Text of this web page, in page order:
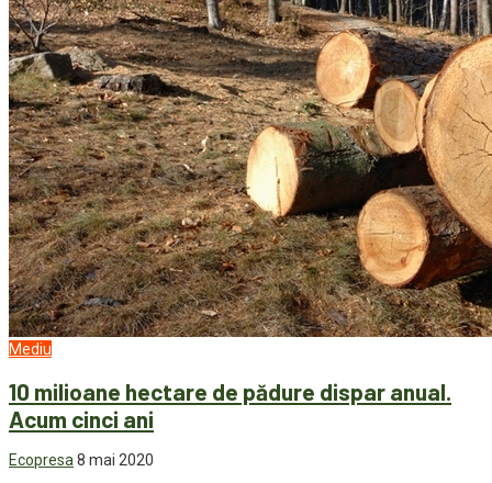
Mediu
10 milioane hectare de pădure dispar anual.
Acum cinci ani
Ecopresa8 mai 2020